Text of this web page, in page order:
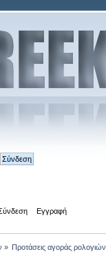
Εγγραφή
» Προτάσεις αγοράς ρολογιών